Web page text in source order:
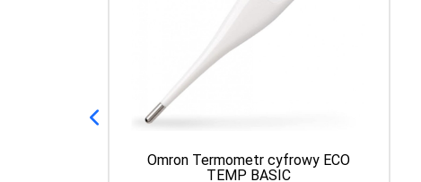
Omron Termometr cyfrowy ECO
TEMP BASIC